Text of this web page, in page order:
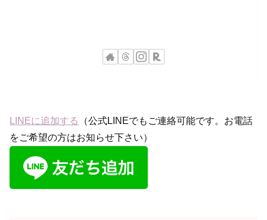
LINEに追加する
（公式LINEでもご連絡可能です。お電話
をご希望の方はお知らせ下さい）